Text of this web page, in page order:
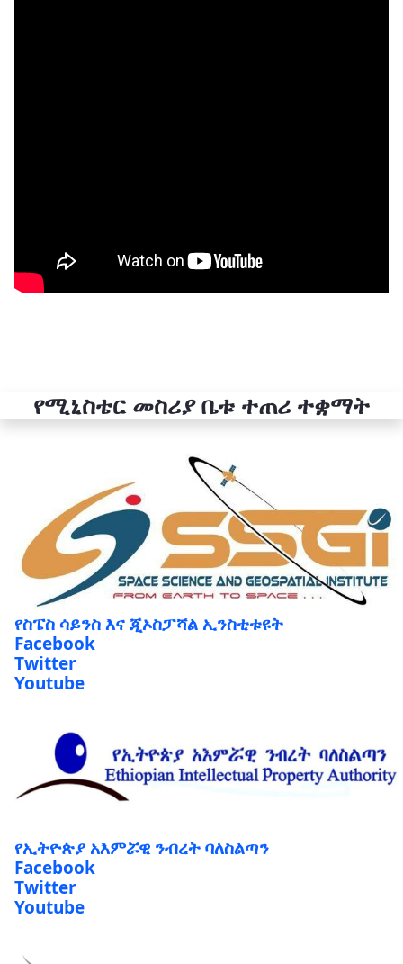
የሚኒስቴር መስሪያ ቤቱ ተጠሪ ተቋማት
የስፔስ ሳይንስ እና ጂኦስፓሻል ኢንስቲቱዩት
Facebook
Twitter
Youtube
የኢትዮጵያ አእምሯዊ ንብረት ባለስልጣን
Facebook
Twitter
Youtube